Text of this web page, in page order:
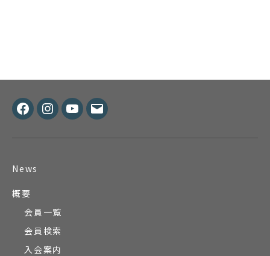
FacebookInstagramYoutube
メ
ル
News
概要
会員一覧
会員検索
入会案内